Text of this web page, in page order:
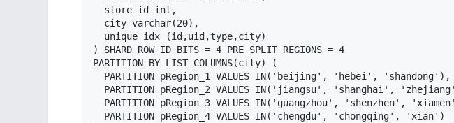
store_id int,
city varchar(20),
unique idx (id,uid,type,city)
) SHARD_ROW_ID_BITS = 4 PRE_SPLIT_REGIONS = 4
PARTITION BY LIST COLUMNS(city) (
PARTITION pRegion_1 VALUES IN('beijing', 'hebei', 'shandong'),
PARTITION pRegion_2 VALUES IN('jiangsu', 'shanghai',
PARTITION pRegion_3 VALUES IN('guangzhou', 'shenzhen',
PARTITION pRegion_4 VALUES IN('chengdu', 'chongqing', 'xian')